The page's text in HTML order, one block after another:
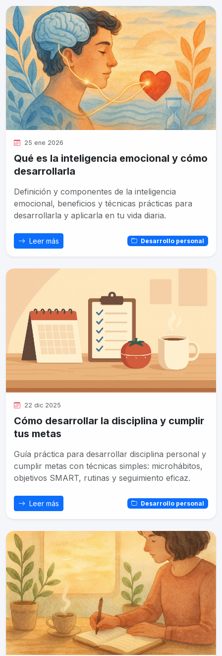
25 ene 2026
Qué es la inteligencia emocional y cómo
desarrollarla
Definición y componentes de la inteligencia
emocional, beneficios y técnicas prácticas para
desarrollarla y aplicarla en tu vida diaria.
Leer más Desarrollo personal
22 dic 2025
Cómo desarrollar la disciplina y cumplir
tus metas
Guía práctica para desarrollar disciplina personal y
cumplir metas con técnicas simples: microhábitos,
objetivos SMART, rutinas y seguimiento eficaz.
Leer más Desarrollo personal